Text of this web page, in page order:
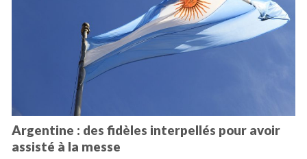
Argentine : des fidèles interpellés pour avoir
assisté à la messe